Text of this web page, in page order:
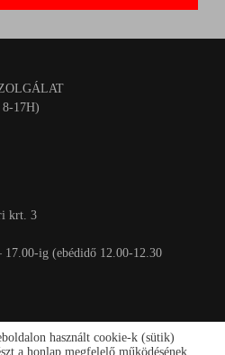
17H)
krt. 3
ig (ebédidő 12.00-12.30
használt cookie-k (sütik)
a honlap megfelelő működésének